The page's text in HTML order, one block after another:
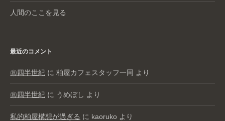
人間のここを見る
最近のコメント
㊗️四半世紀 に 柏屋カフェスタッフ一同 より
㊗️四半世紀 に うめぼし より
私的柏屋構想が過ぎる に kaoruko より